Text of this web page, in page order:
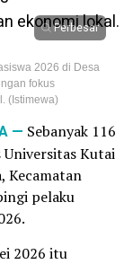
Perbesar
2026 di Desa
fokus
(Istimewa)
— Sebanyak 116
Universitas Kutai
Kecamatan
pelaku
2026 itu